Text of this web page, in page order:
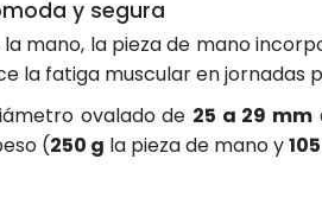
y segura
mano, la pieza de mano
la fatiga muscular en jornadas
ovalado de 25 a 29 mm
(250 g la pieza de mano y